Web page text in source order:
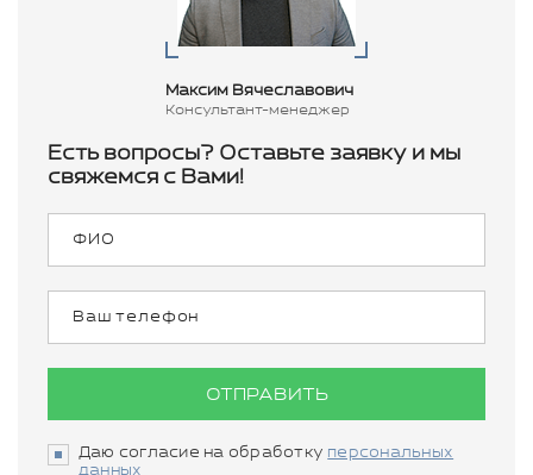
Максим Вячеславович
Консультант-менеджер
Есть вопросы? Оставьте заявку и мы
свяжемся с Вами!
ОТПРАВИТЬ
Даю согласие на обработку персональных
данных